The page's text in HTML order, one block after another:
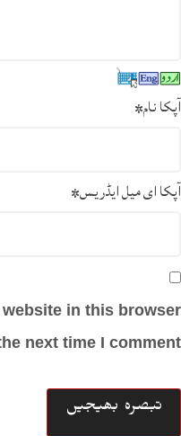
آپکا نام*
آپکا ای میل ایڈریس*
in this browser
next time I comment.